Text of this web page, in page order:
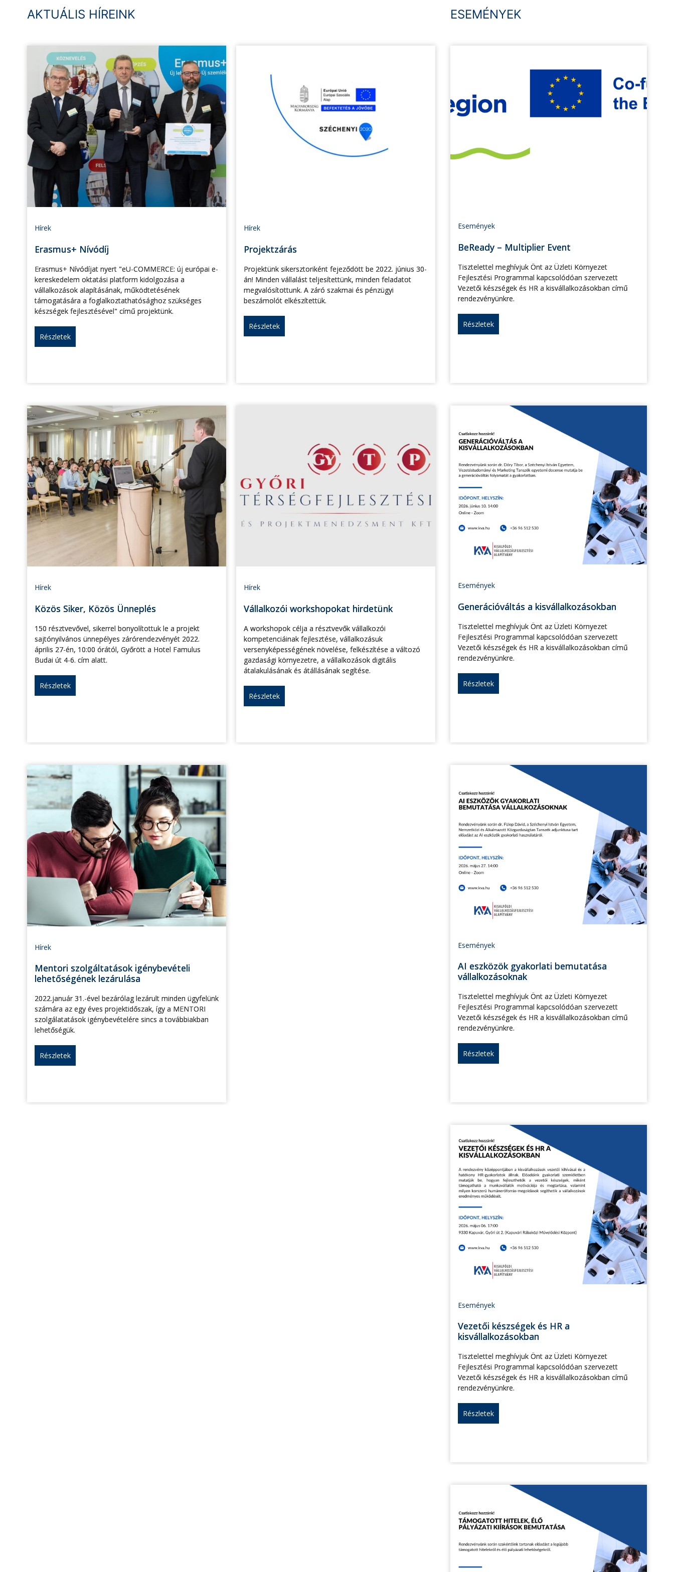
AKTUÁLIS HÍREINK
Hírek
Erasmus+ Nívódíj
Erasmus+ Nívódíjat nyert "eU-COMMERCE: új európai e-
kereskedelem oktatási platform kidolgozása a
vállalkozások alapításának, működtetésének
támogatására a foglalkoztathatósághoz szükséges
készségek fejlesztésével" című projektünk.
Részletek
Hírek
Projektzárás
Projektünk sikersztoriként fejeződött be 2022. június 30-
án! Minden vállalást teljesítettünk, minden feladatot
megvalósítottunk. A záró szakmai és pénzügyi
beszámolót elkészítettük.
Részletek
Hírek
Közös Siker, Közös Ünneplés
150 résztvevővel, sikerrel bonyolítottuk le a projekt
sajtónyilvános ünnepélyes zárórendezvényét 2022.
április 27-én, 10:00 órától, Győrött a Hotel Famulus
Budai út 4-6. cím alatt.
Részletek
Hírek
Vállalkozói workshopokat hirdetünk
A workshopok célja a résztvevők vállalkozói
kompetenciáinak fejlesztése, vállalkozásuk
versenyképességének növelése, felkészítése a változó
gazdasági környezetre, a vállalkozások digitális
átalakulásának és átállásának segítése.
Részletek
Hírek
Mentori szolgáltatások igénybevételi
lehetőségének lezárulása
2022.január 31.-ével bezárólag lezárult minden ügyfelünk
számára az egy éves projektidőszak, így a MENTORI
szolgálatatások igénybevételére sincs a továbbiakban
lehetőségük.
Részletek
ESEMÉNYEK
Események
BeReady – Multiplier Event
Tisztelettel meghívjuk Önt az Üzleti Környezet
Fejlesztési Programmal kapcsolódóan szervezett
Vezetői készségek és HR a kisvállalkozásokban című
rendezvényünkre.
Részletek
Események
Generációváltás a kisvállalkozásokban
Tisztelettel meghívjuk Önt az Üzleti Környezet
Fejlesztési Programmal kapcsolódóan szervezett
Vezetői készségek és HR a kisvállalkozásokban című
rendezvényünkre.
Részletek
Események
AI eszközök gyakorlati bemutatása
vállalkozásoknak
Tisztelettel meghívjuk Önt az Üzleti Környezet
Fejlesztési Programmal kapcsolódóan szervezett
Vezetői készségek és HR a kisvállalkozásokban című
rendezvényünkre.
Részletek
Események
Vezetői készségek és HR a
kisvállalkozásokban
Tisztelettel meghívjuk Önt az Üzleti Környezet
Fejlesztési Programmal kapcsolódóan szervezett
Vezetői készségek és HR a kisvállalkozásokban című
rendezvényünkre.
Részletek